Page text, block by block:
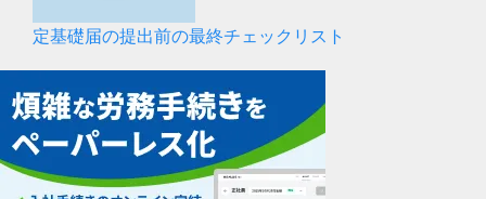
定基礎届の提出前の最終チェックリスト